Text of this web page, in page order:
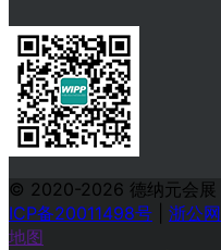
© 2020-2026 德纳元会展
ICP备20011498号
浙公
地图